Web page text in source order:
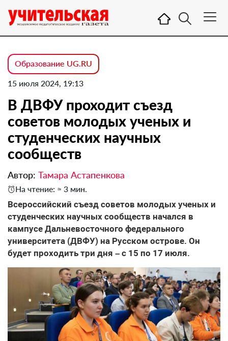
Образование UG.RU
15 июля 2024, 19:13
В ДВФУ проходит съезд
советов молодых ученых и
студенческих научных
сообществ
Автор: Тамара Астапенкова
На чтение: ≈ 3 мин.
Всероссийский съезд советов молодых ученых и
студенческих научных сообществ начался в
кампусе Дальневосточного федерального
университета (ДВФУ) на Русском острове. Он
будет проходить три дня – с 15 по 17 июля.